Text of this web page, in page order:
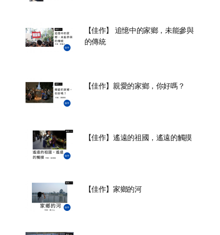
【佳作】 追憶中的家鄉，未能參與
的傳統
【佳作】親愛的家鄉，你好嗎？
【佳作】遙遠的祖國，遙遠的觸摸
【佳作】家鄉的河